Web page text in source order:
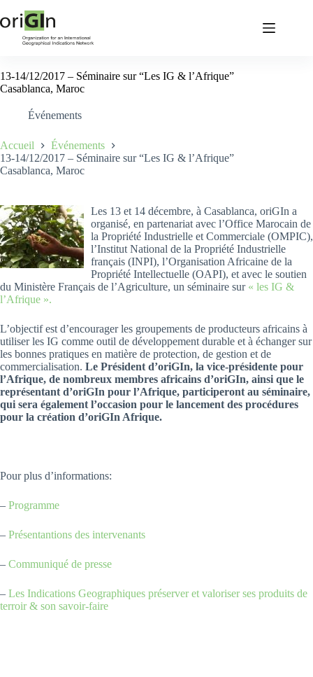
13-14/12/2017 – Séminaire sur “Les IG & l’Afrique”
Casablanca, Maroc
Événements
Accueil
Événements
13-14/12/2017 – Séminaire sur “Les IG & l’Afrique”
Casablanca, Maroc
Les 13 et 14 décembre, à Casablanca, oriGIn a
organisé, en partenariat avec l’Office Marocain de
la Propriété Industrielle et Commerciale (OMPIC),
l’Institut National de la Propriété Industrielle
français (INPI), l’Organisation Africaine de la
Propriété Intellectuelle (OAPI), et avec le soutien
du Ministère Français de l’Agriculture, un séminaire sur « les IG &
l’Afrique ».
L’objectif est d’encourager les groupements de producteurs africains à
utiliser les IG comme outil de développement durable et à échanger sur
les bonnes pratiques en matière de protection, de gestion et de
commercialisation. Le Président d’oriGIn, la vice-présidente pour
l’Afrique, de nombreux membres africains d’oriGIn, ainsi que le
représentant d’oriGIn pour l’Afrique, participeront au séminaire,
qui sera également l’occasion pour le lancement des procédures
pour la création d’oriGIn Afrique.
Pour plus d’informations:
– Programme
– Présentantions des intervenants
– Communiqué de presse
– Les Indications Geographiques préserver et valoriser ses produits de
terroir & son savoir-faire